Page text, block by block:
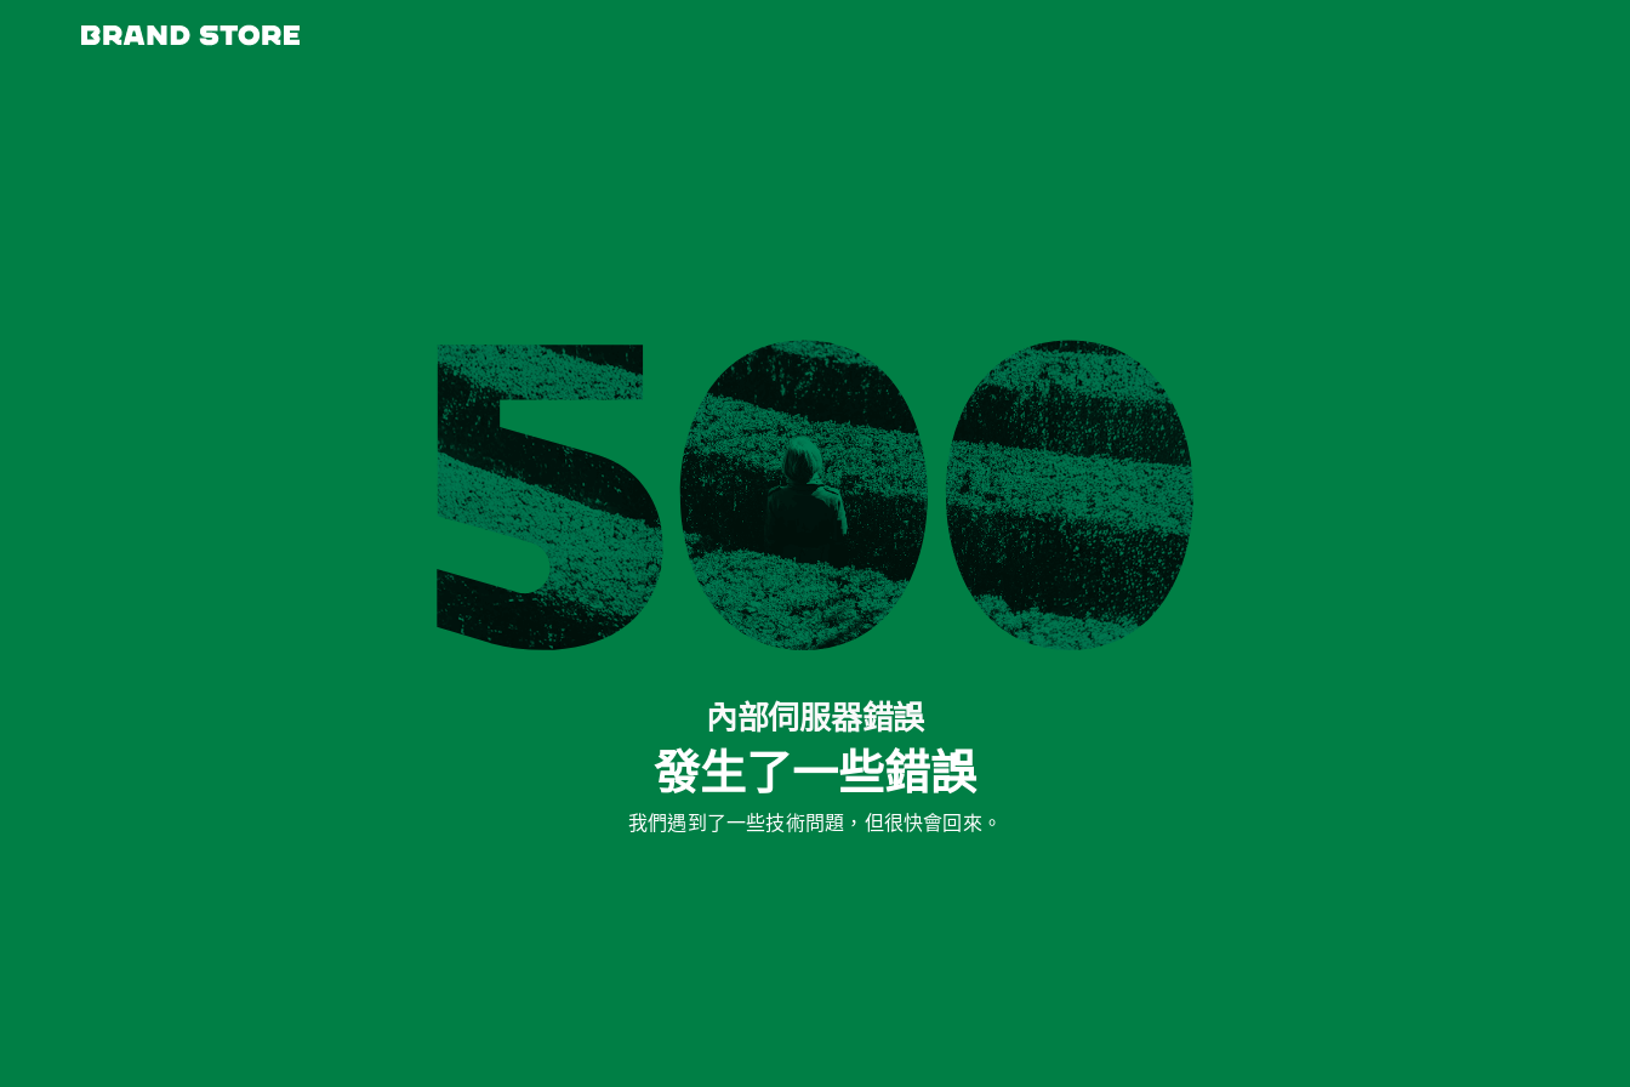
內部伺服器錯誤
發生了一些錯誤
我們遇到了一些技術問題，但很快會回來。